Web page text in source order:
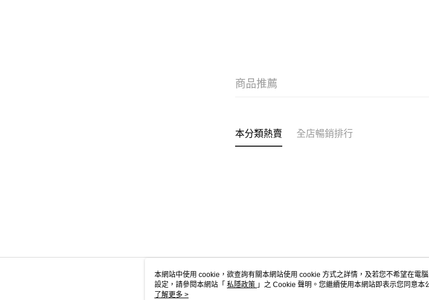
商品推薦
本分類熱賣 全店暢銷排行
關於我們
本網站中使用 cookie，欲查詢有關本網站使用 cookie 方式之詳情，及若您不希望在電
設定，請參閱本網站「 私隱政策 」之 Cookie 聲明。您繼續使用本網站即表示您同意
用 cookie。
了解更多 >